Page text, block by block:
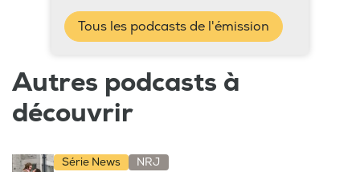
Tous les podcasts de l'émission
Autres podcasts à
découvrir
Série News NRJ